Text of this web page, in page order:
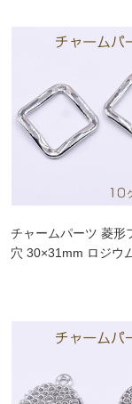
チャームパーツ 菱形
穴 30×31mm ロジウ